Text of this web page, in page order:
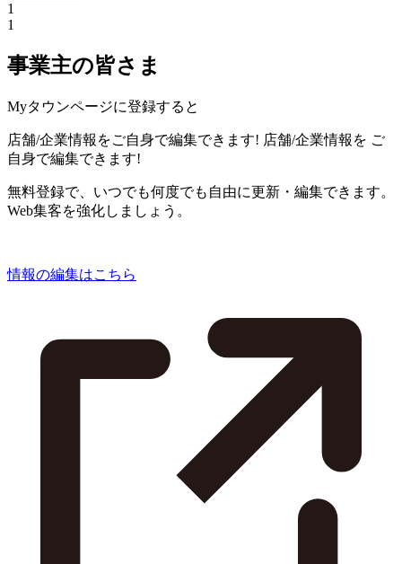
1
1
事業主の皆さま
Myタウンページに登録すると
店舗/企業情報をご自身で編集できます! 店舗/企業情報を ご
自身で編集できます!
無料登録で、いつでも何度でも自由に更新・編集できます。
Web集客を強化しましょう。
情報の編集はこちら